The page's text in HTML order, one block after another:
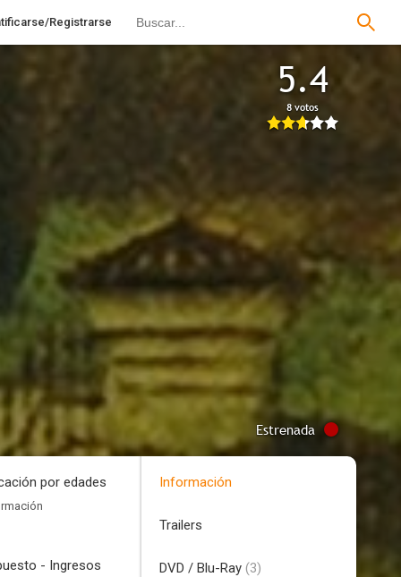
Registrarse
5.4
8 votos
Estrenada
por edades
- Ingresos
Información
Trailers
DVD / Blu-Ray (3)